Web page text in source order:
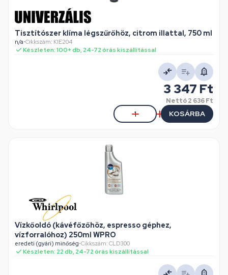
Tisztítószer klíma légszűrőhöz, citrom illattal, 750 ml
n/a•Cikkszám: KIE204
Készleten: 100+ db, 24-72 órás kiszállítással
3 347 Ft
Nettó2 636 Ft
KOSÁRBA
Vízkőoldó (kávéfőzőhöz, espresso géphez,
vízforralóhoz) 250ml WPRO
eredeti (gyári) minőség•Cikkszám: CLD300
Készleten: 22 db, 24-72 órás kiszállítással